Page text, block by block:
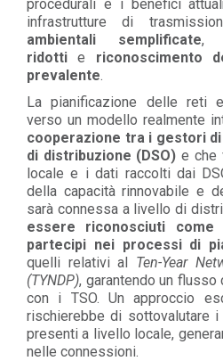
procedurali e i benefici
infrastrutture di
ambientali semplificate,
ridotti e
riconoscimento
prevalente.
La pianificazione delle reti
verso un modello realmente
cooperazione tra i gestori
di distribuzione (DSO) e che
locale e i dati raccolti dai
della capacità rinnovabile e
sarà connessa a livello di
essere riconosciuti come
partecipi nei processi di
quelli relativi al Ten-Year
(TYNDP), garantendo un
con i TSO. Un approccio
rischierebbe di sottovalutare
presenti a livello locale,
nelle connessioni.